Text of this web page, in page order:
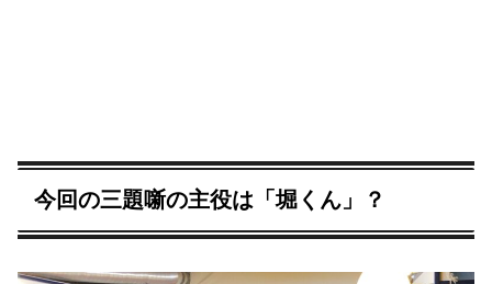
今回の三題噺の主役は「堀くん」？